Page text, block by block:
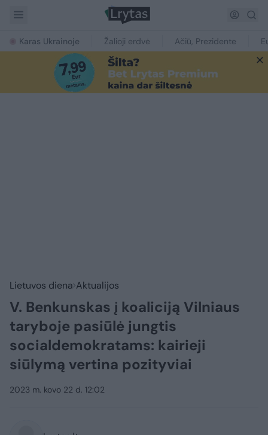
Karas Ukrainoje Žalioji erdvė Ačiū, Prezidente
Lietuvos diena Aktualijos
V. Benkunskas į koaliciją Vilniaus
taryboje pasiūlė jungtis
socialdemokratams: kairieji
siūlymą vertina pozityviai
2023 m. kovo 22 d. 12:02